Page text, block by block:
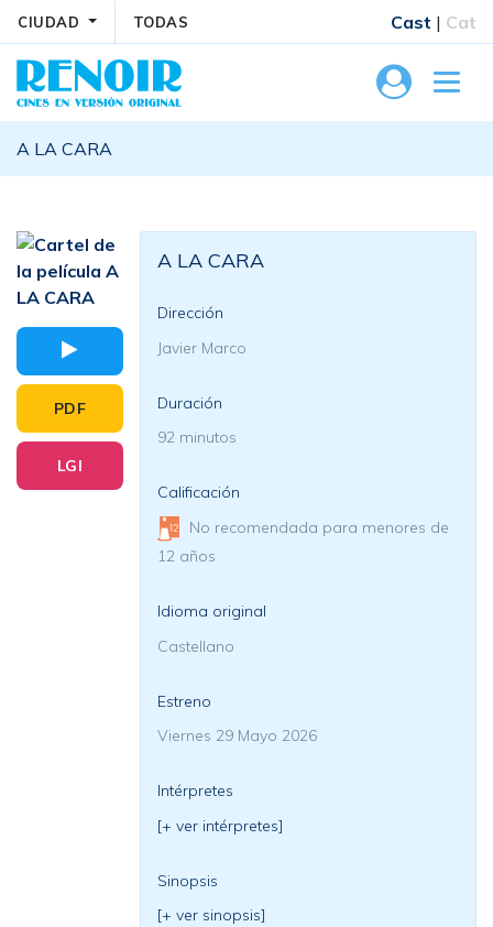
CIUDAD TODAS Cast | Cat
A LA CARA
PDF
LGI
A LA CARA
Dirección
Javier Marco
Duración
92 minutos
Calificación
No recomendada para menores de
12 años
Idioma original
Castellano
Estreno
Viernes 29 Mayo 2026
Intérpretes
[+ ver intérpretes]
Sinopsis
[+ ver sinopsis]